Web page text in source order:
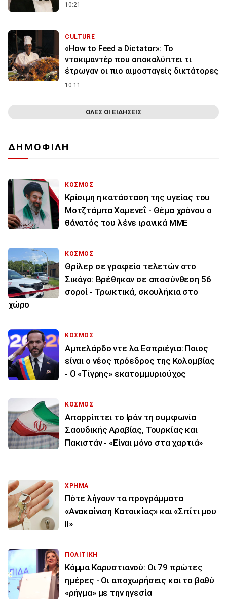
10:21
CULTURE
«How to Feed a Dictator»: Το
ντοκιμαντέρ που αποκαλύπτει τι
έτρωγαν οι πιο αιμοσταγείς δικτάτορες
10:11
ΟΛΕΣ ΟΙ ΕΙΔΗΣΕΙΣ
ΔΗΜΟΦΙΛΗ
ΚΟΣΜΟΣ
Κρίσιμη η κατάσταση της υγείας του
Μοτζτάμπα Χαμενεΐ - Θέμα χρόνου ο
θάνατός του λένε ιρανικά ΜΜΕ
ΚΟΣΜΟΣ
Θρίλερ σε γραφείο τελετών στο
Σικάγο: Βρέθηκαν σε αποσύνθεση 56
σοροί - Τρωκτικά, σκουλήκια στο
χώρο
ΚΟΣΜΟΣ
Αμπελάρδο ντε λα Εσπριέγια: Ποιος
είναι ο νέος πρόεδρος της Κολομβίας
- Ο «Τίγρης» εκατομμυριούχος
ΚΟΣΜΟΣ
Απορρίπτει το Ιράν τη συμφωνία
Σαουδικής Αραβίας, Τουρκίας και
Πακιστάν - «Είναι μόνο στα χαρτιά»
ΧΡΗΜΑ
Πότε λήγουν τα προγράμματα
«Ανακαίνιση Κατοικίας» και «Σπίτι μου
ΙΙ»
ΠΟΛΙΤΙΚΗ
Κόμμα Καρυστιανού: Οι 79 πρώτες
ημέρες - Οι αποχωρήσεις και το βαθύ
«ρήγμα» με την ηγεσία